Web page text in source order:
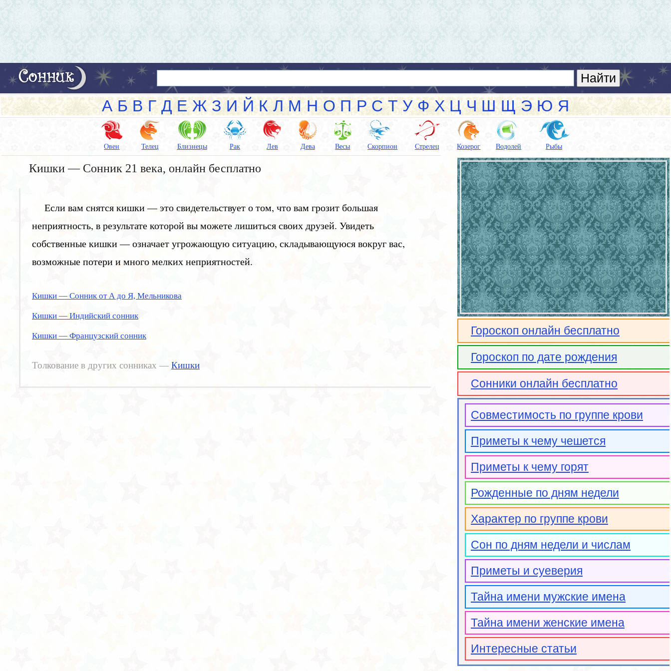
А Б В Г Д Е Ж З И Й К Л М Н О П Р С Т У Ф Х Ц Ч Ш Щ Э Ю Я
Овен Телец Близнецы Рак Лев Дева Весы Скорпион Стрелец Козерог Водолей Рыбы
Кишки — Сонник 21 века, онлайн бесплатно
Если вам снятся кишки — это свидетельствует о том, что вам грозит большая
неприятность, в результате которой вы можете лишиться своих друзей. Увидеть
собственные кишки — означает угрожающую ситуацию, складывающуюся вокруг вас,
возможные потери и много мелких неприятностей.
Кишки — Сонник от А до Я, Мельникова
Кишки — Индийский сонник
Кишки — Французский сонник
Толкование в других сонниках — Кишки
Гороскоп онлайн бесплатно
Гороскоп по дате рождения
Сонники онлайн бесплатно
Совместимость по группе крови
Приметы к чему чешется
Приметы к чему горят
Рожденные по дням недели
Характер по группе крови
Сон по дням недели и числам
Приметы и суеверия
Тайна имени мужские имена
Тайна имени женские имена
Интересные статьи